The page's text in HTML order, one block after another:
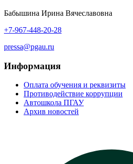
Бабышина Ирина Вячеславовна
+7-967-448-20-28
pressa@pgau.ru
Информация
Оплата обучения и реквизиты
Противодействие коррупции
Автошкола ПГАУ
Архив новостей